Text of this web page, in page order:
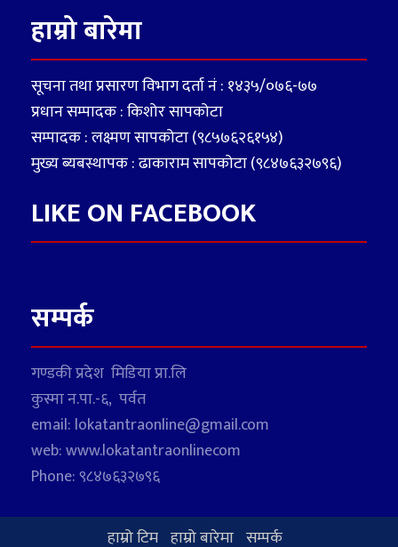
हाम्रो बारेमा
सूचना तथा प्रसारण विभाग दर्ता नं : १४३५/०७६-७७
प्रधान सम्पादक : किशोर सापकोटा
सम्पादक : लक्ष्मण सापकोटा (९८५७६२६१५४)
मुख्य ब्यबस्थापक : ढाकाराम सापकोटा (९८४७६३२७९६)
LIKE ON FACEBOOK
सम्पर्क
गण्डकी प्रदेश मिडिया प्रा.लि
कुस्मा न.पा.-६, पर्वत
email: lokatantraonline@gmail.com
web: www.lokatantraonlinecom
Phone: ९८४७६३२७९६
हाम्रो टिम हाम्रो बारेमा सम्पर्क